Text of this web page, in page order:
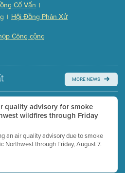
3 of 3) (168 Kb PDF , 3 pgs )
time.
closed captioning with agenda
Learn more
Cố Vấn |
| Hội Đồng Phân Xử
Công cộng
MORE NEWS
quality advisory for smoke
wildfires through Friday
an air quality advisory due to smoke
Northwest through Friday, August 7.